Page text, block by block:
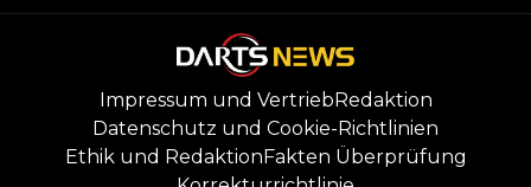
Impressum und Vertrieb Redaktion
Datenschutz und Cookie-Richtlinien
Ethik und Redaktion Fakten Überprüfung